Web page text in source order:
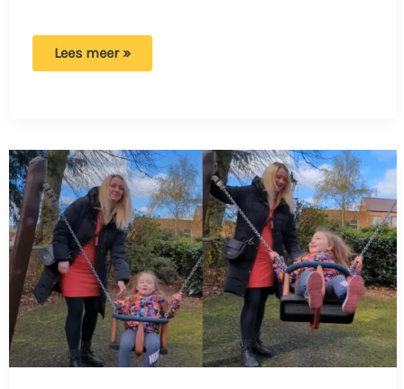
Vera
mensen
moeten
meer
beperkt
worden’
Lees meer »